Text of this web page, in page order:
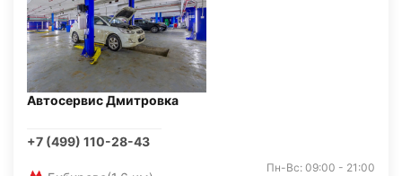
Автосервис Дмитровка
+7 (499) 110-28-43
Пн-Вс: 09:00 - 21:00